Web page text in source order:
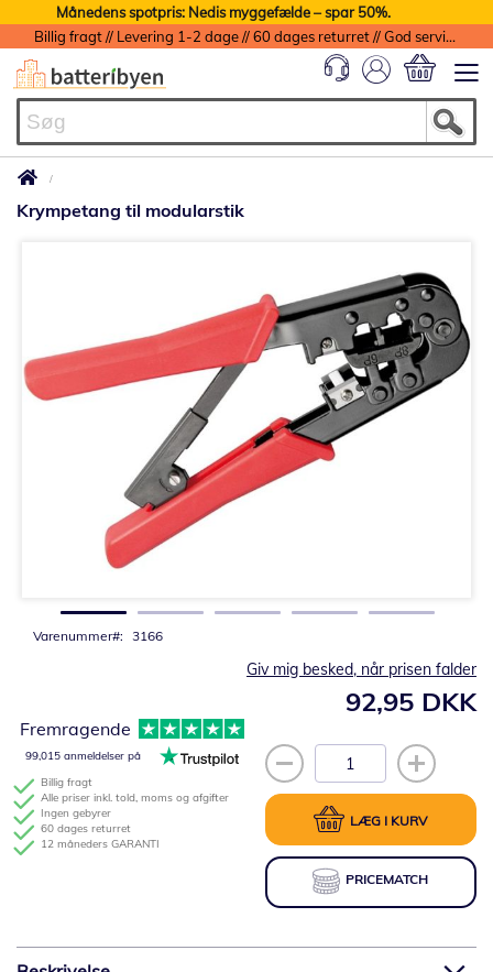
Månedens spotpris: Nedis myggefælde – spar 50%.
Billig fragt // Levering 1-2 dage // 60 dages returret // God service med garanti
Krympetang til modularstik
Varenummer 3166
92,95 DKK
Giv mig besked, når prisen falder
LÆG I KURV
PRICEMATCH
Billig fragt
Alle priser inkl. told, moms og afgifter
Ingen gebyrer
60 dages returret
12 måneders GARANTI
Fremragende
99,015 anmeldelser på
billedgalleriet